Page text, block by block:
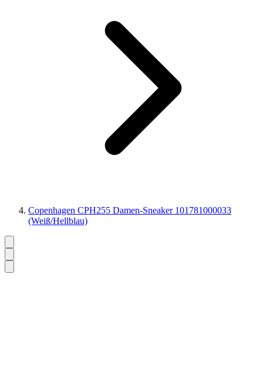
Copenhagen CPH255 Damen-Sneaker 101781000033
(Weiß/Hellblau)